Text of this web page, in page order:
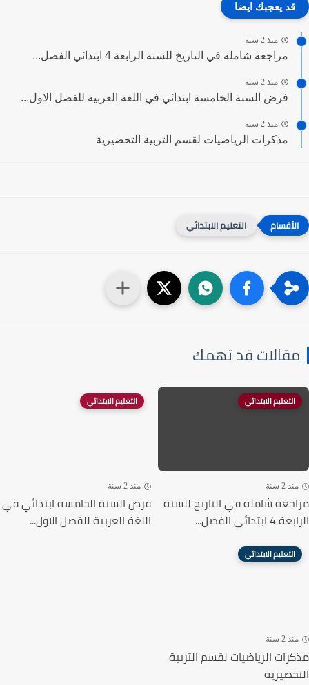
قد يعجبك ايضا
منذ 2 سنة
مراجعة شاملة في التاريخ للسنة الرابعة 4 ابتدائي الفصل...
منذ 2 سنة
فرض السنة الخامسة ابتدائي في اللغة العربية للفصل الاول...
منذ 2 سنة
مذكرات الرياضيات لقسم التربية التحضيرية
التعليم الابتدائي
قد تهمك
التعليم الابتدائي
2 سنة
شاملة في التاريخ للسنة
الفصل...
التعليم الابتدائي
منذ 2 سنة
فرض السنة الخامسة ابتدائي في
اللغة العربية للفصل الاول...
التعليم الابتدائي
2 سنة
الرياضيات لقسم التربية